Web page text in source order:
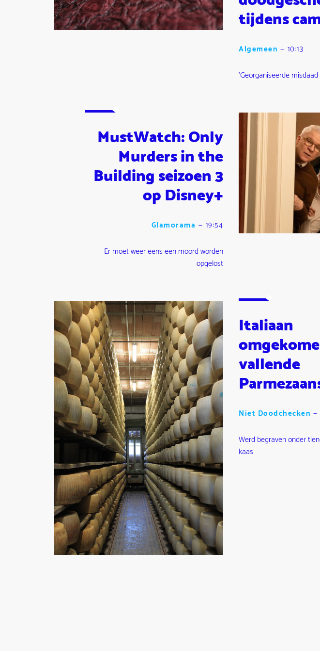
tijdens
Algemeen — 10:13
'Georganiseerde
MustWatch: Only
Murders in the
Building seizoen 3
op Disney+
Glamorama — 19:54
Er moet weer eens een moord worden
opgelost
Italiaan
vallende
Niet Doodchecken —
Werd begraven onder
kaas